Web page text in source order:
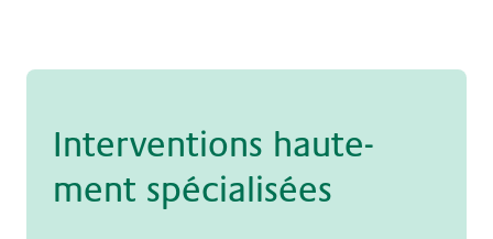
In­ter­ven­ti­ons haute­
ment spé­cia­li­sées